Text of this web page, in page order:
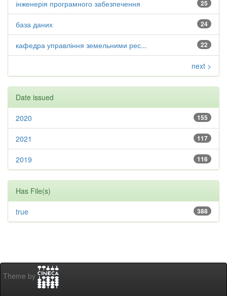
25
інженерія програмного забезпечення
24
база даних
22
кафедра управління земельними рес...
next >
Date issued
155
2020
117
2021
116
2019
Has File(s)
388
true
Theme by